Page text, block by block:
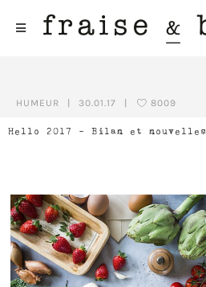
Hello 2017 – Bilan et nouvelles
HUMEUR 30.01.17 8009